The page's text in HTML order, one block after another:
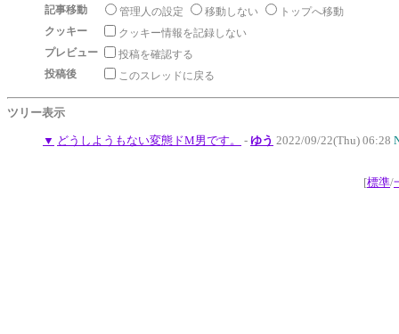
記事移動 管理人の設定 移動しない
トップへ移動
クッキー
クッキー情報を記録しない
プレビュー
投稿を確認する
投稿後
このスレッドに戻る
ツリー表示
▼ どうしようもない変態ドM男です。 - ゆう 2022/09/22(Thu) 06:28
[標準/